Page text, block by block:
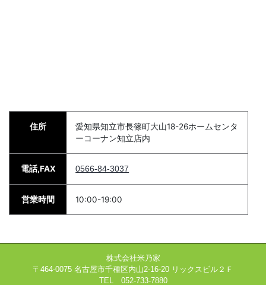
住所
愛知県知立市長篠町大山18-26ホームセンタ
ーコーナン知立店内
電話,FAX 0566-84-3037
営業時間 10:00-19:00
株式会社米乃家
〒464-0075 名古屋市千種区内山2-16-20 リックスビル２Ｆ
TEL 052-733-7880